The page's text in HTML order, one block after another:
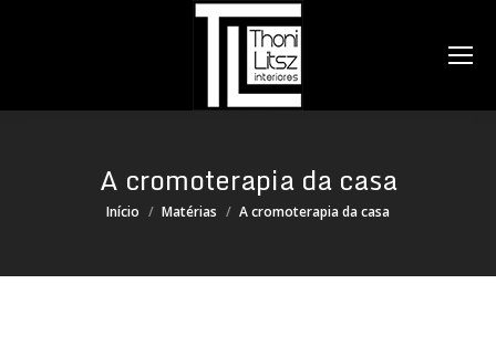
A cromoterapia da casa
Você está aqui:
Início Matérias A cromoterapia da casa